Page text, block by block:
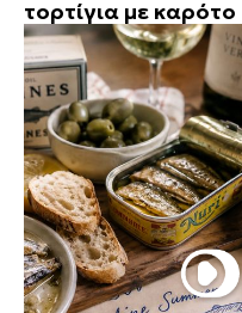
τορτίγια με καρότο